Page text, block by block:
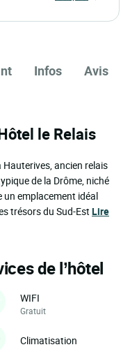
Infos Avis
le Relais
ancien relais
de la Drôme, niché
emplacement idéal
trésors du Sud-Est Lire
de l’hôtel
WIFI
Gratuit
Climatisation